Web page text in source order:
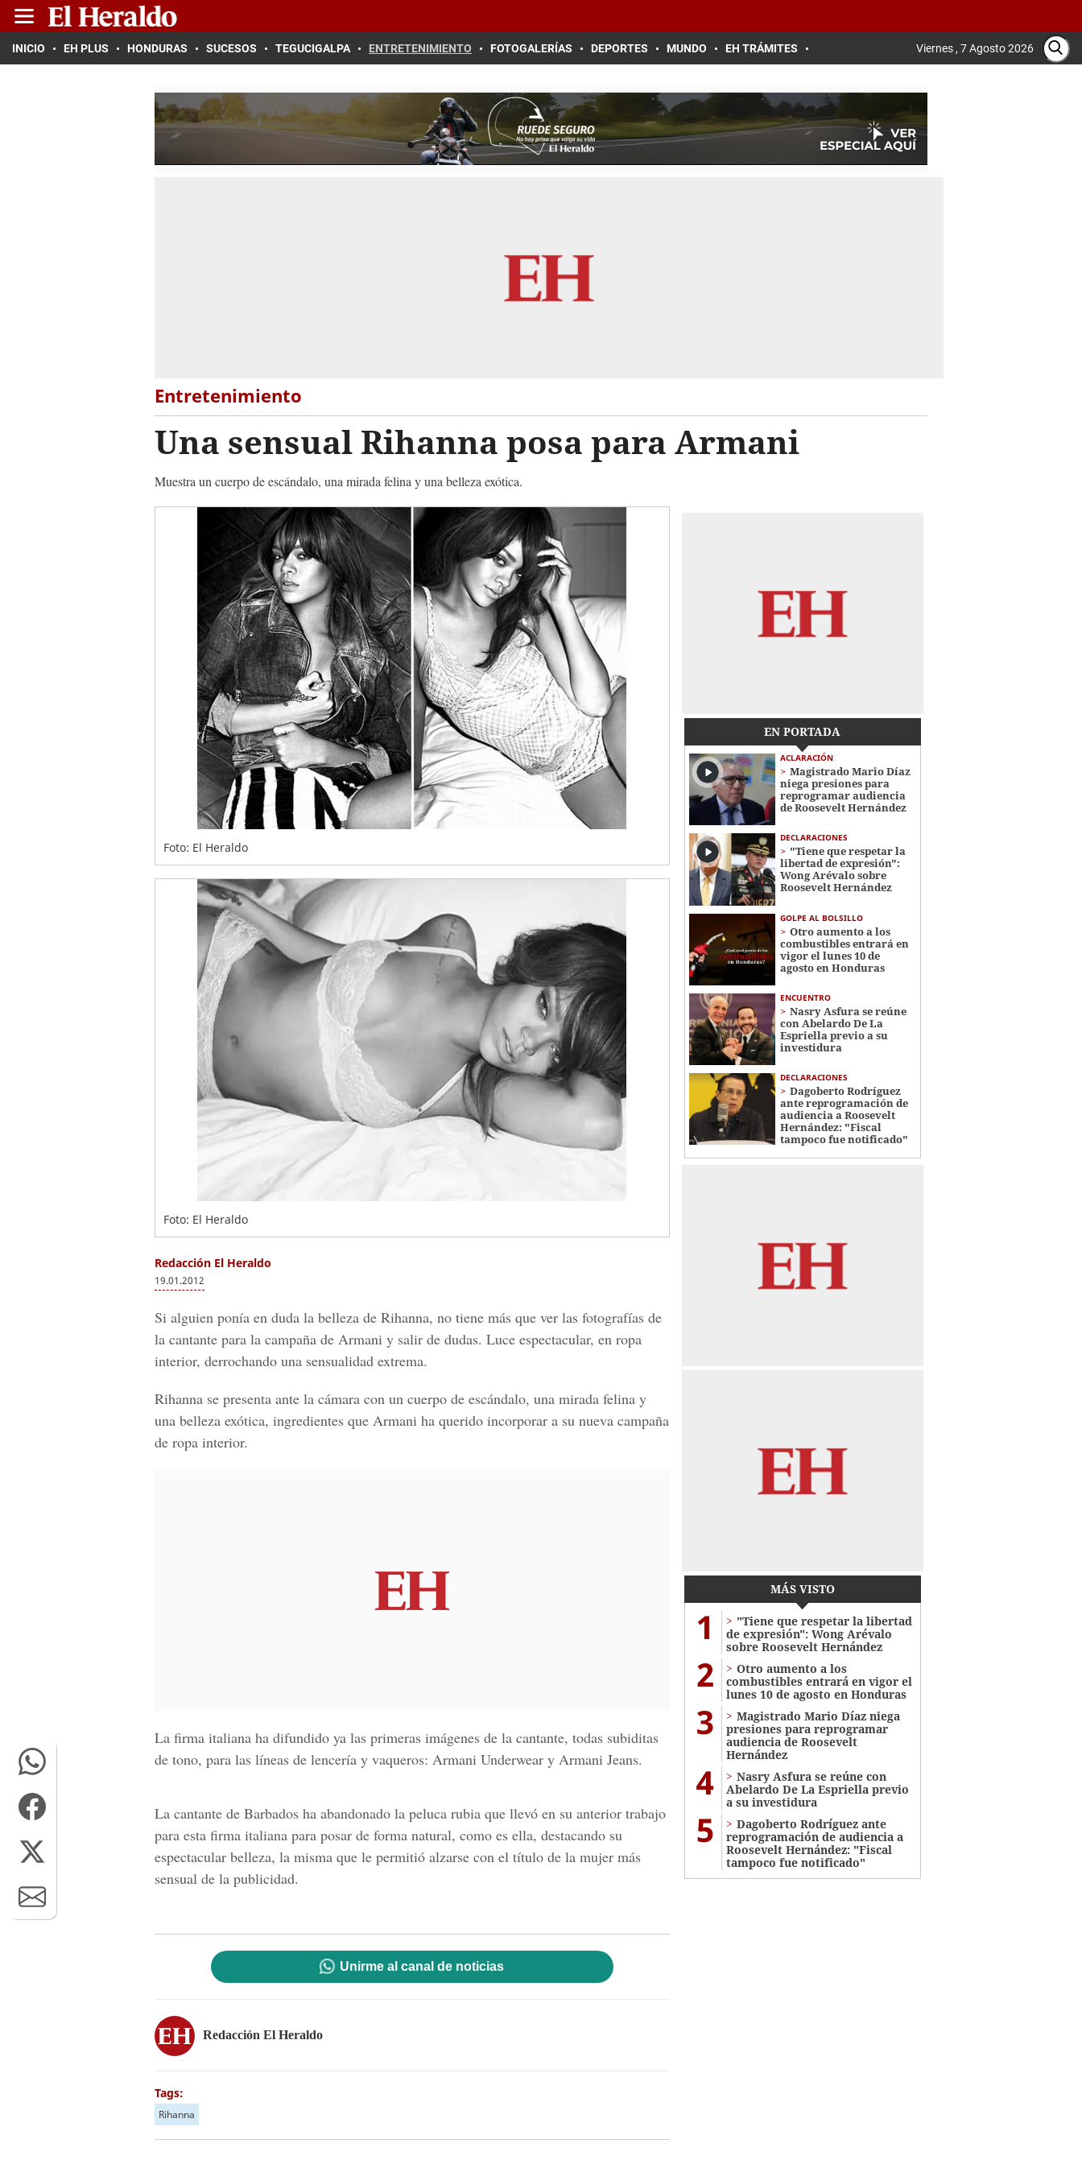
INICIO EH PLUS HONDURAS SUCESOS TEGUCIGALPA ENTRETENIMIENTO FOTOGALERÍAS DEPORTES MUNDO EH TRÁMITES Viernes , 7 Agosto 2026
Entretenimiento
Una sensual Rihanna posa para Armani
Muestra un cuerpo de escándalo, una mirada felina y una belleza exótica.
Foto: El Heraldo
Foto: El Heraldo
Redacción El Heraldo
19.01.2012
Si alguien ponía en duda la belleza de Rihanna, no tiene más que ver las fotografías de
la cantante para la campaña de Armani y salir de dudas. Luce espectacular, en ropa
interior, derrochando una sensualidad extrema.
Rihanna se presenta ante la cámara con un cuerpo de escándalo, una mirada felina y
una belleza exótica, ingredientes que Armani ha querido incorporar a su nueva campaña
de ropa interior.
La firma italiana ha difundido ya las primeras imágenes de la cantante, todas subiditas
de tono, para las líneas de lencería y vaqueros: Armani Underwear y Armani Jeans.
La cantante de Barbados ha abandonado la peluca rubia que llevó en su anterior trabajo
para esta firma italiana para posar de forma natural, como es ella, destacando su
espectacular belleza, la misma que le permitió alzarse con el título de la mujer más
sensual de la publicidad.
Unirme al canal de noticias
Redacción El Heraldo
Tags:
Rihanna
EN PORTADA
ACLARACIÓN
Magistrado Mario Díaz
niega presiones para
reprogramar audiencia
de Roosevelt Hernández
DECLARACIONES
"Tiene que respetar la
libertad de expresión":
Wong Arévalo sobre
Roosevelt Hernández
GOLPE AL BOLSILLO
Otro aumento a los
combustibles entrará en
vigor el lunes 10 de
agosto en Honduras
ENCUENTRO
Nasry Asfura se reúne
con Abelardo De La
Espriella previo a su
investidura
DECLARACIONES
Dagoberto Rodríguez
ante reprogramación de
audiencia a Roosevelt
Hernández: "Fiscal
tampoco fue notificado"
MÁS VISTO
1
"Tiene que respetar la libertad
de expresión": Wong Arévalo
sobre Roosevelt Hernández
2
Otro aumento a los
combustibles entrará en vigor el
lunes 10 de agosto en Honduras
3
Magistrado Mario Díaz niega
presiones para reprogramar
audiencia de Roosevelt
Hernández
4
Nasry Asfura se reúne con
Abelardo De La Espriella previo
a su investidura
5
Dagoberto Rodríguez ante
reprogramación de audiencia a
Roosevelt Hernández: "Fiscal
tampoco fue notificado"